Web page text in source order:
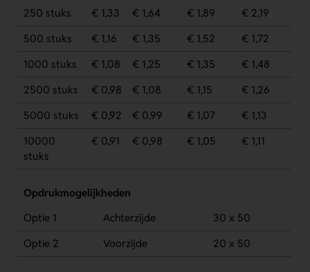
250 stuks € 1,33 € 1,64 € 1,89
€ 2,19
500 stuks
€ 1,16 € 1,35 € 1,52
€ 1,72
1000 stuks
€ 1,08 € 1,25 € 1,35
€ 1,48
2500 stuks
€ 0,98 € 1,08 € 1,15
€ 1,26
5000 stuks
€ 0,92 € 0,99 € 1,07
€ 1,13
10000
stuks
€ 0,91 € 0,98 € 1,05 € 1,11
Opdrukmogelijkheden
Optie 1
Achterzijde
30 x 50
Optie 2
Voorzijde 20 x 50